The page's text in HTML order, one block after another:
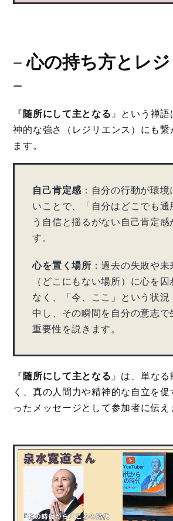
－心の持ち方とレ
－
『 随所にして主となる 』という禅
神的な強さ（レジリエンス）にも
ます。
自己肯定感 ：自分の行動が環
いことで、「自分はどこでも通
う自信と揺るがない自己肯定感
す。
心を置く場所 ：過去の失敗や
（どこにもない場所）に心を
なく、「今、ここ」という状況
中し、その瞬間を自分の意志で
重要性を説きます。
『 随所にして主となる 』は、単な
く、真の人間力や精神的な自立を
ったメッセージとして参加者に伝え